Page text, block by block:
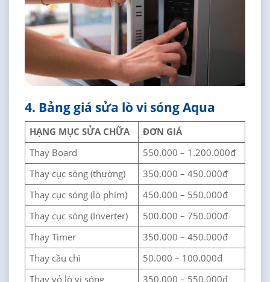
4. Bảng giá sửa lò vi sóng Aqua
HẠNG MỤC SỬA CHỮA
ĐƠN GIÁ
Thay Board
550.000 – 1.200.000đ
Thay cục sóng (thường)
350.000 – 450.000đ
Thay cục sóng (lò phím)
450.000 – 550.000đ
Thay cục sóng (Inverter)
500.000 – 750.000đ
Thay Timer
350.000 – 450.000đ
Thay cầu chì
50.000 – 100.000đ